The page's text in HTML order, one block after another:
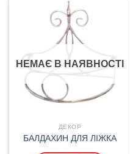
НЕМАЄ В НАЯВНОСТІ
ДЕКОР
БАЛДАХИН ДЛЯ ЛІЖКА